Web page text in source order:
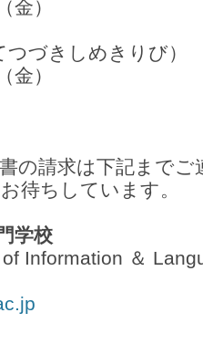
）
づきしめきりび）
）
の請求は下記までご
待ちしています。
学校
Information ＆